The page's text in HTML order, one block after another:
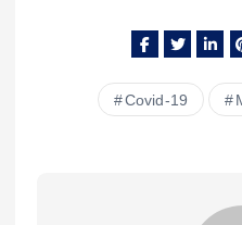
Covid-19